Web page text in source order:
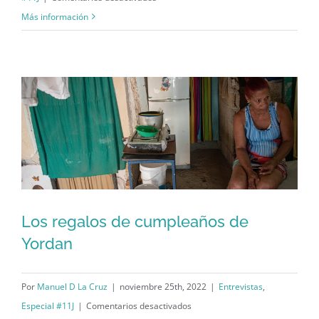
hijos
dignos
de
Marta,
de
San
y
Más información
Los regalos de cumpleaños de
Yordan
Por Manuel D La Cruz | noviembre 25th, 2022 | Entrevistas,
Especial #11J | Comentarios desactivados